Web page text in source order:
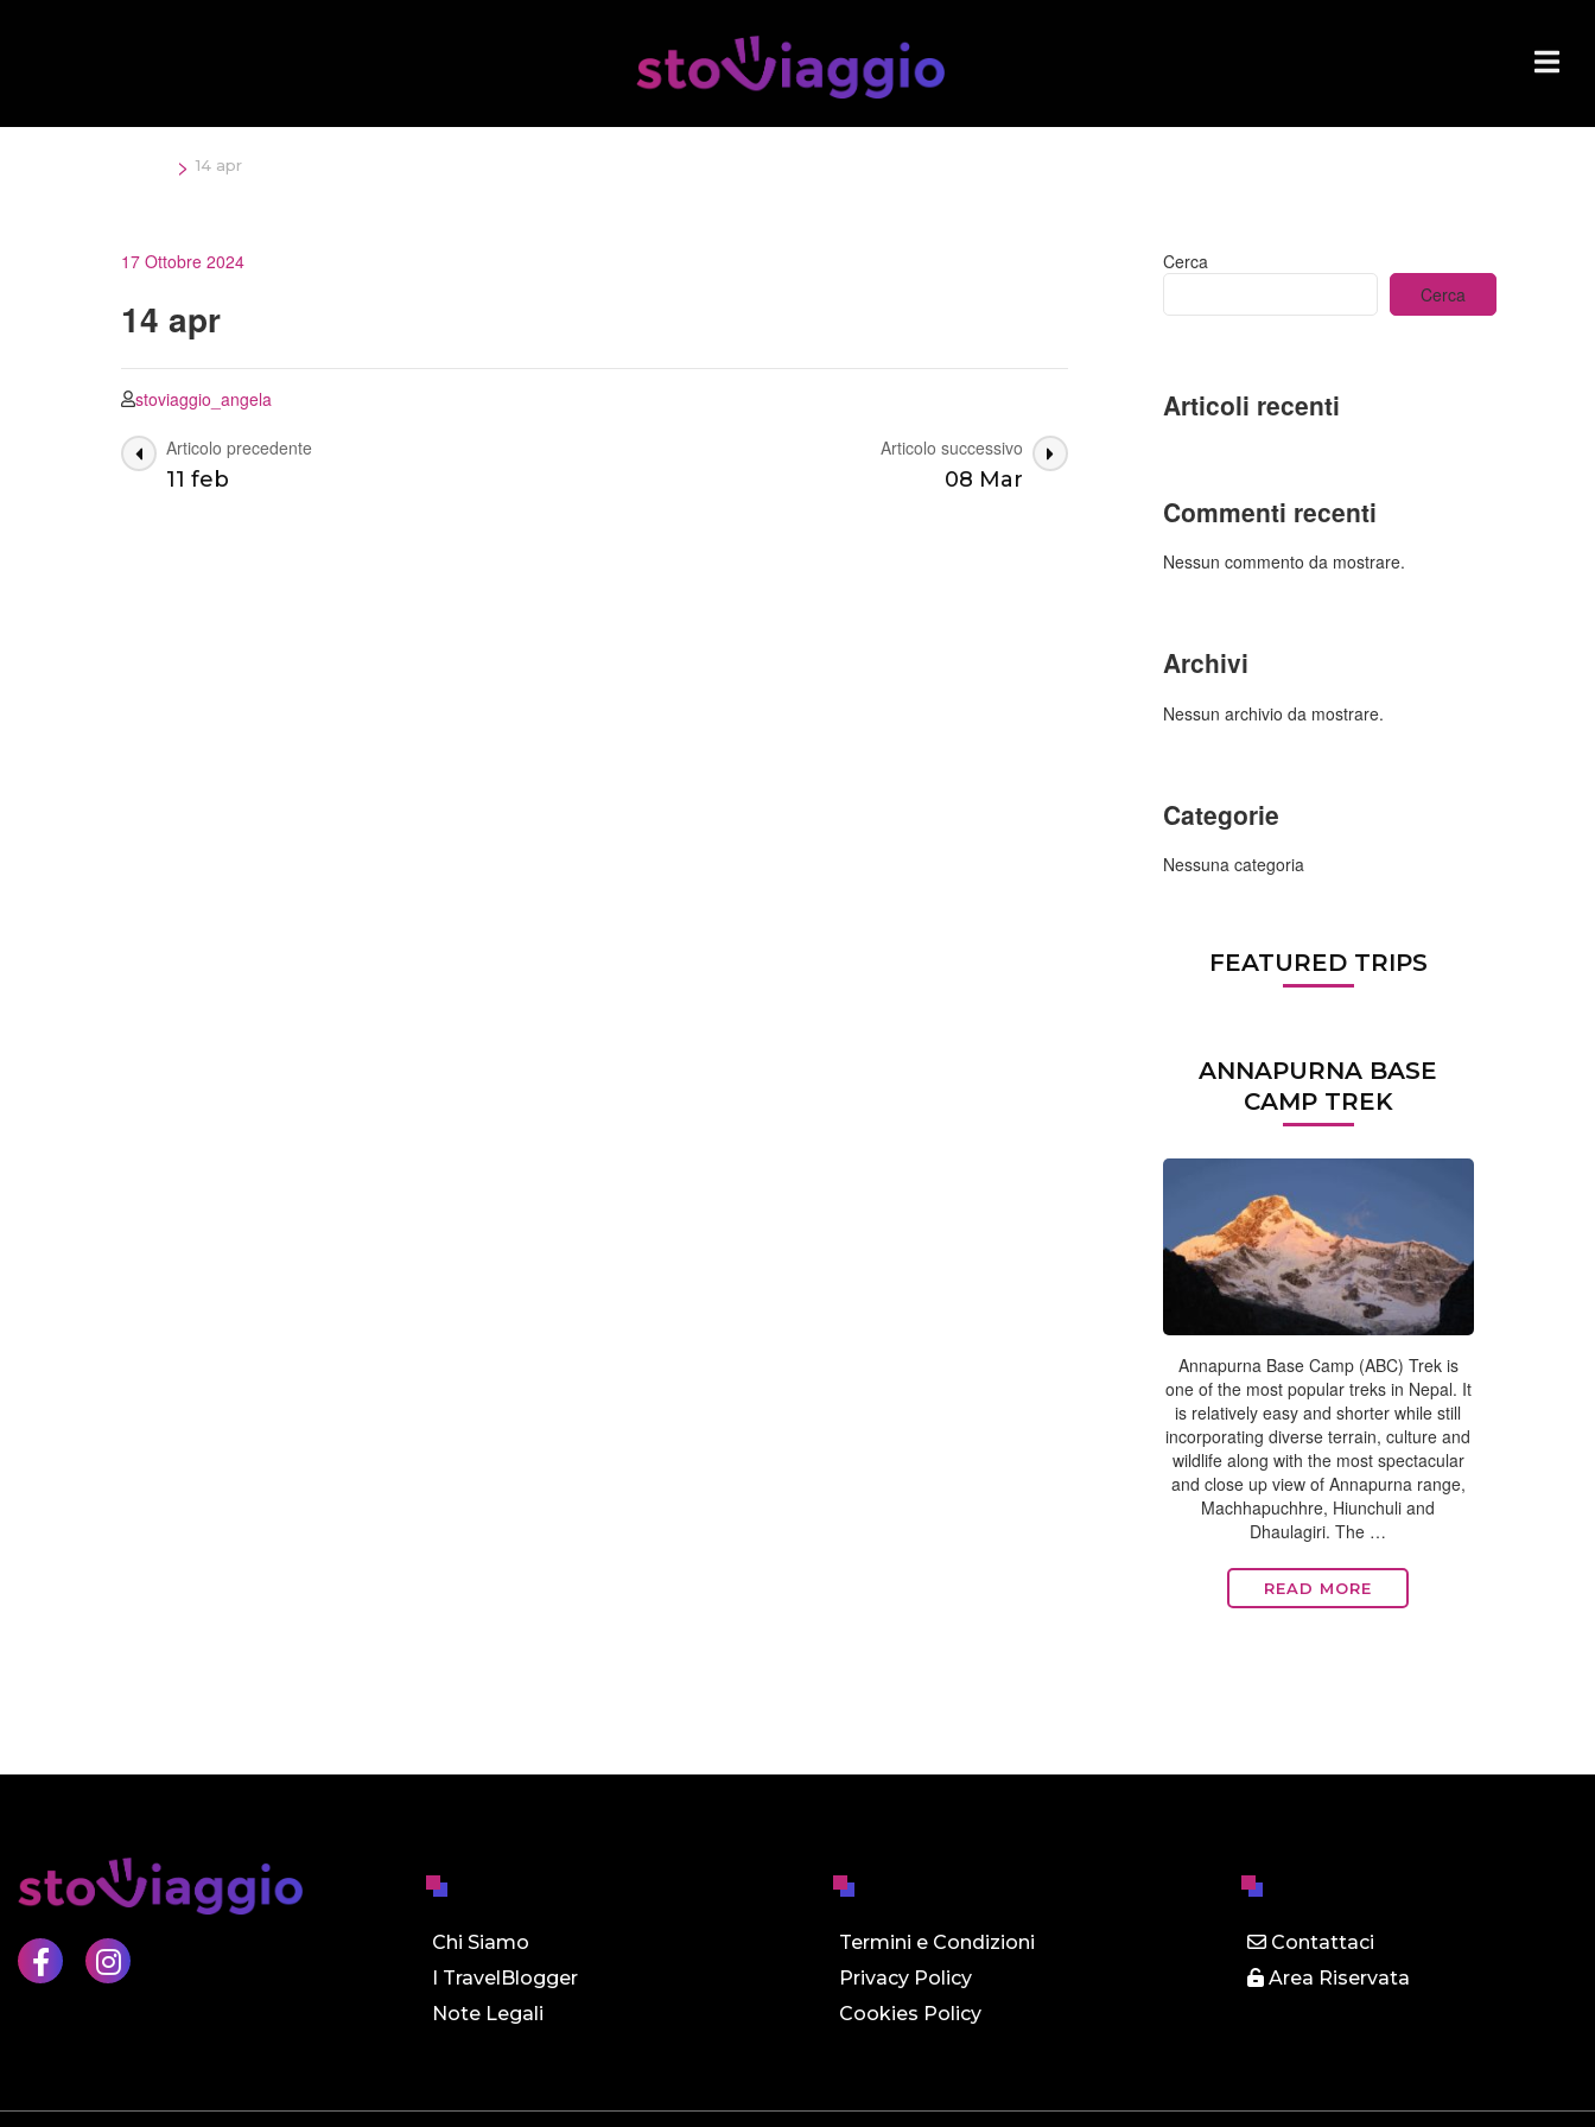
> 14 apr
17 Ottobre 2024
14 apr
stoviaggio_angela
Navigazione
articoli
Articolo precedente
11 feb
Articolo successivo
08 Mar
Cerca
Cerca
Articoli recenti
Commenti recenti
Nessun commento da mostrare.
Archivi
Nessun archivio da mostrare.
Categorie
Nessuna categoria
FEATURED TRIPS
ANNAPURNA BASE
CAMP TREK
Annapurna Base Camp (ABC) Trek is
one of the most popular treks in Nepal. It
is relatively easy and shorter while still
incorporating diverse terrain, culture and
wildlife along with the most spectacular
and close up view of Annapurna range,
Machhapuchhre, Hiunchuli and
Dhaulagiri. The …
READ MORE
Chi Siamo
I TravelBlogger
Note Legali
Termini e Condizioni
Privacy Policy
Cookies Policy
Contattaci
Area Riservata